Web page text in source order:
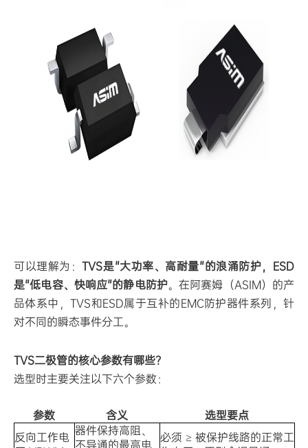
可以理解为：TVS是"大功率、高耐量"的浪涌防护，ESD
是"低电容、快响应"的静电防护。在阿赛姆（ASIM）的产
品体系中，TVS和ESD属于互补的EMC防护器件系列，针
对不同的瞬态事件分工。
TVS二极管的核心参数有哪些？
选型时主要关注以下六个参数：
参数 含义
选型要点
反向工作电 器件保持高阻、
不导通的最高电
必须 ≥ 被保护线路的正常工